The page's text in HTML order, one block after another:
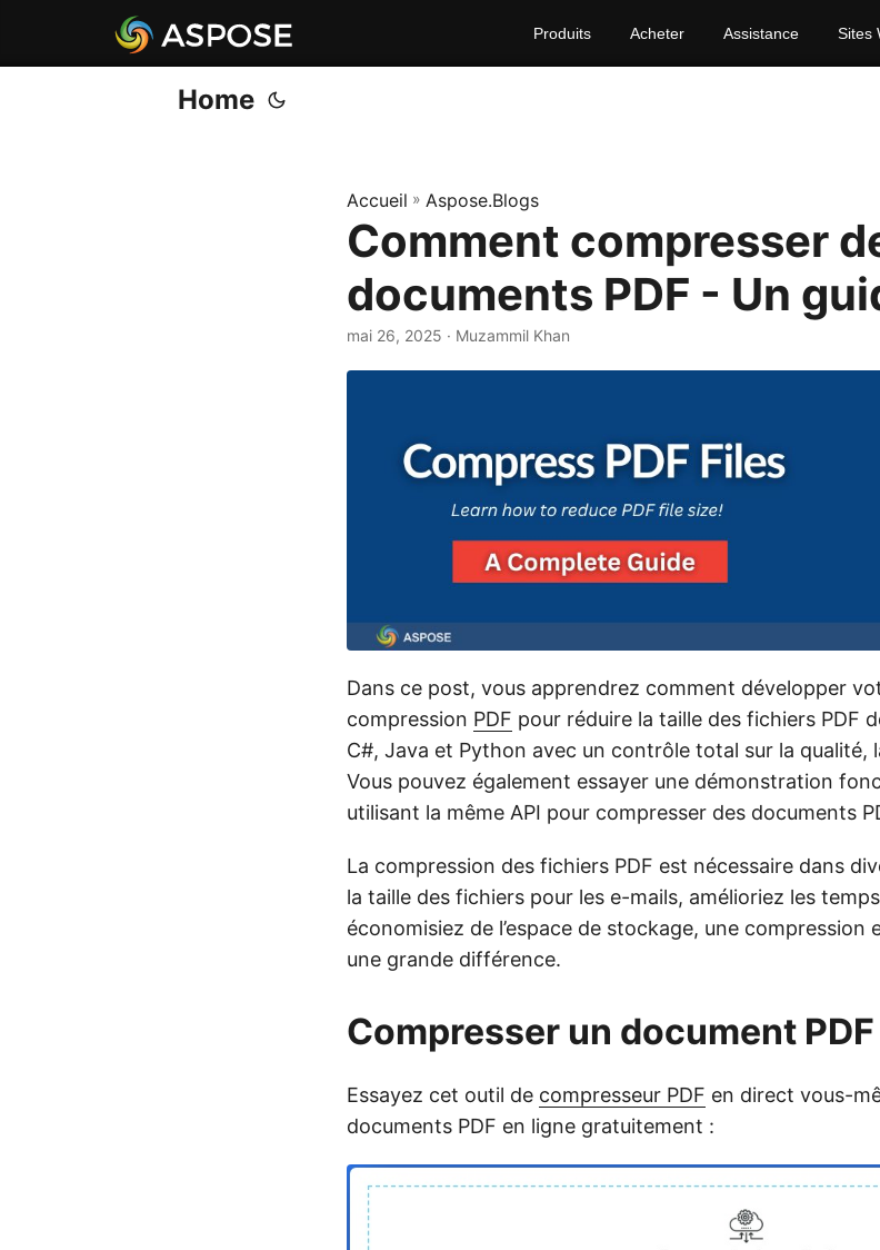
Produits Acheter Assistance Sites
Home
Accueil » Aspose.Blogs
Comment compresser
documents PDF - Un
mai 26, 2025 · Muzammil Khan
Dans ce post, vous apprendrez comment développer
compression PDF pour réduire la taille des fichiers PDF
C#, Java et Python avec un contrôle total sur la qualité,
Vous pouvez également essayer une démonstration
utilisant la même API pour compresser des documents
La compression des fichiers PDF est nécessaire dans
la taille des fichiers pour les e-mails, amélioriez les
économisiez de l’espace de stockage, une compression
une grande différence.
Compresser un document
Essayez cet outil de compresseur PDF en direct vous-
documents PDF en ligne gratuitement :